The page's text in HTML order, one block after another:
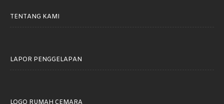
TENTANG KAMI
LAPOR PENGGELAPAN